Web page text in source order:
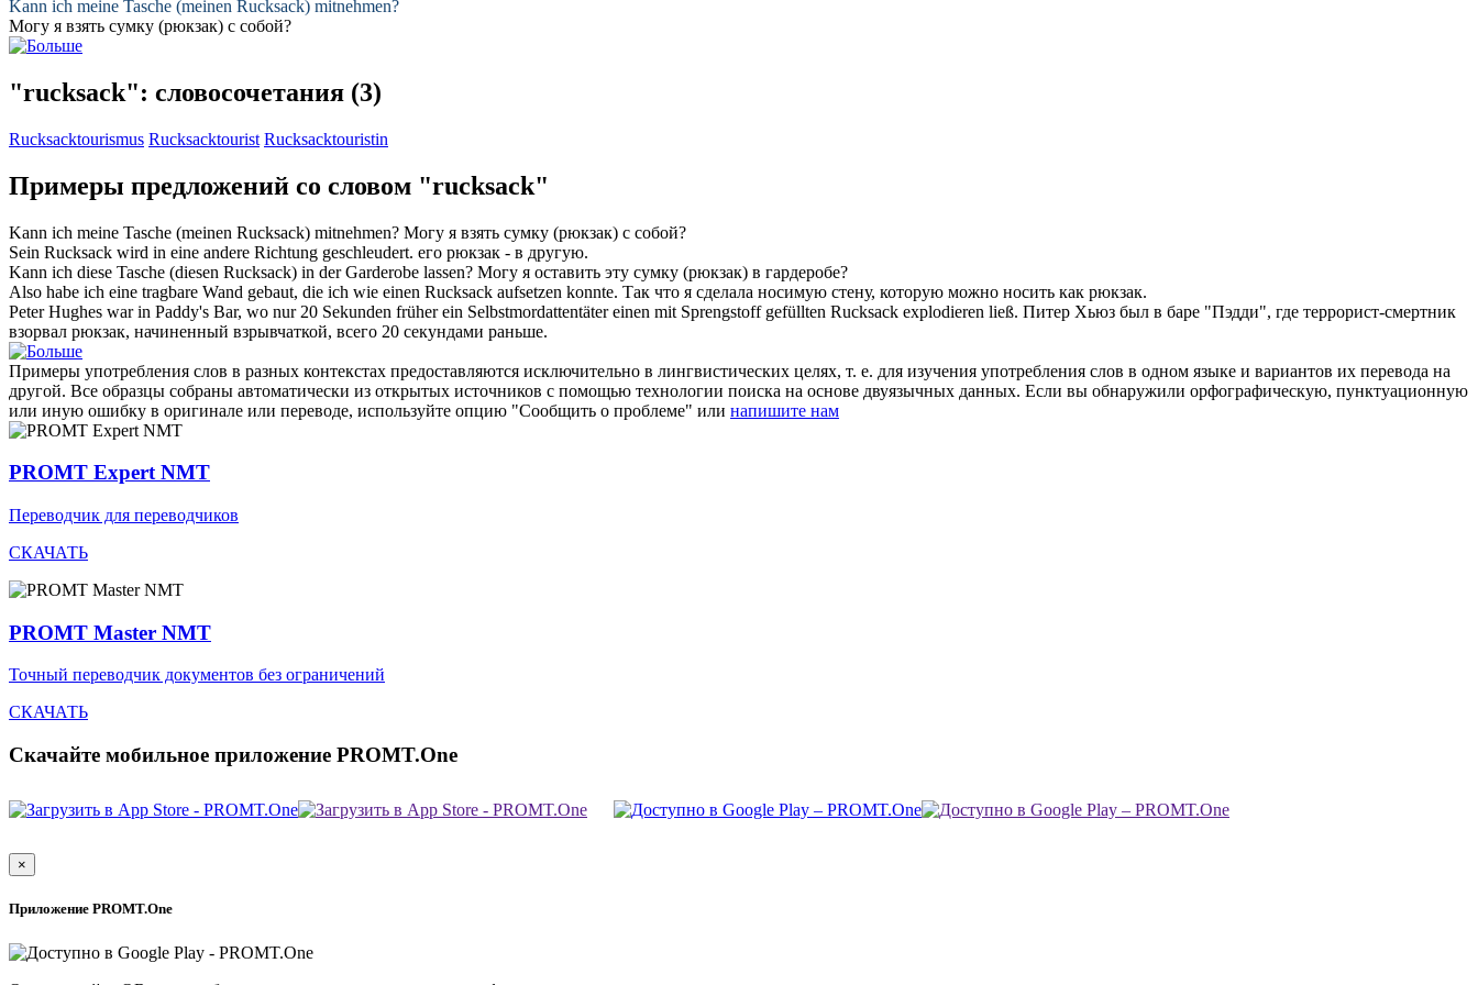
Kann ich meine Tasche (meinen Rucksack) mitnehmen?
Могу я взять сумку (рюкзак) с собой?
"rucksack": словосочетания (3)
Rucksacktourismus Rucksacktourist Rucksacktouristin
Примеры предложений со словом "rucksack"
Kann ich meine Tasche (meinen Rucksack) mitnehmen? Могу я взять сумку (рюкзак) с собой?
Sein Rucksack wird in eine andere Richtung geschleudert. его рюкзак - в другую.
Kann ich diese Tasche (diesen Rucksack) in der Garderobe lassen? Могу я оставить эту сумку (рюкзак) в гардеробе?
Also habe ich eine tragbare Wand gebaut, die ich wie einen Rucksack aufsetzen konnte. Так что я сделала носимую стену, которую можно носить как рюкзак.
Peter Hughes war in Paddy's Bar, wo nur 20 Sekunden früher ein Selbstmordattentäter einen mit Sprengstoff gefüllten Rucksack explodieren ließ. Питер Хьюз был в баре "Пэдди", где террорист-смертник
взорвал рюкзак, начиненный взрывчаткой, всего 20 секундами раньше.
Примеры употребления слов в разных контекстах предоставляются исключительно в лингвистических целях, т. е. для изучения употребления слов в одном языке и вариантов их перевода на
другой. Все образцы собраны автоматически из открытых источников с помощью технологии поиска на основе двуязычных данных. Если вы обнаружили орфографическую, пунктуационную
или иную ошибку в оригинале или переводе, используйте опцию "Сообщить о проблеме" или напишите нам
PROMT Expert NMT
Переводчик для переводчиков
СКАЧАТЬ
PROMT Master NMT
Точный переводчик документов без ограничений
СКАЧАТЬ
Скачайте мобильное приложение PROMT.One
×
Приложение PROMT.One